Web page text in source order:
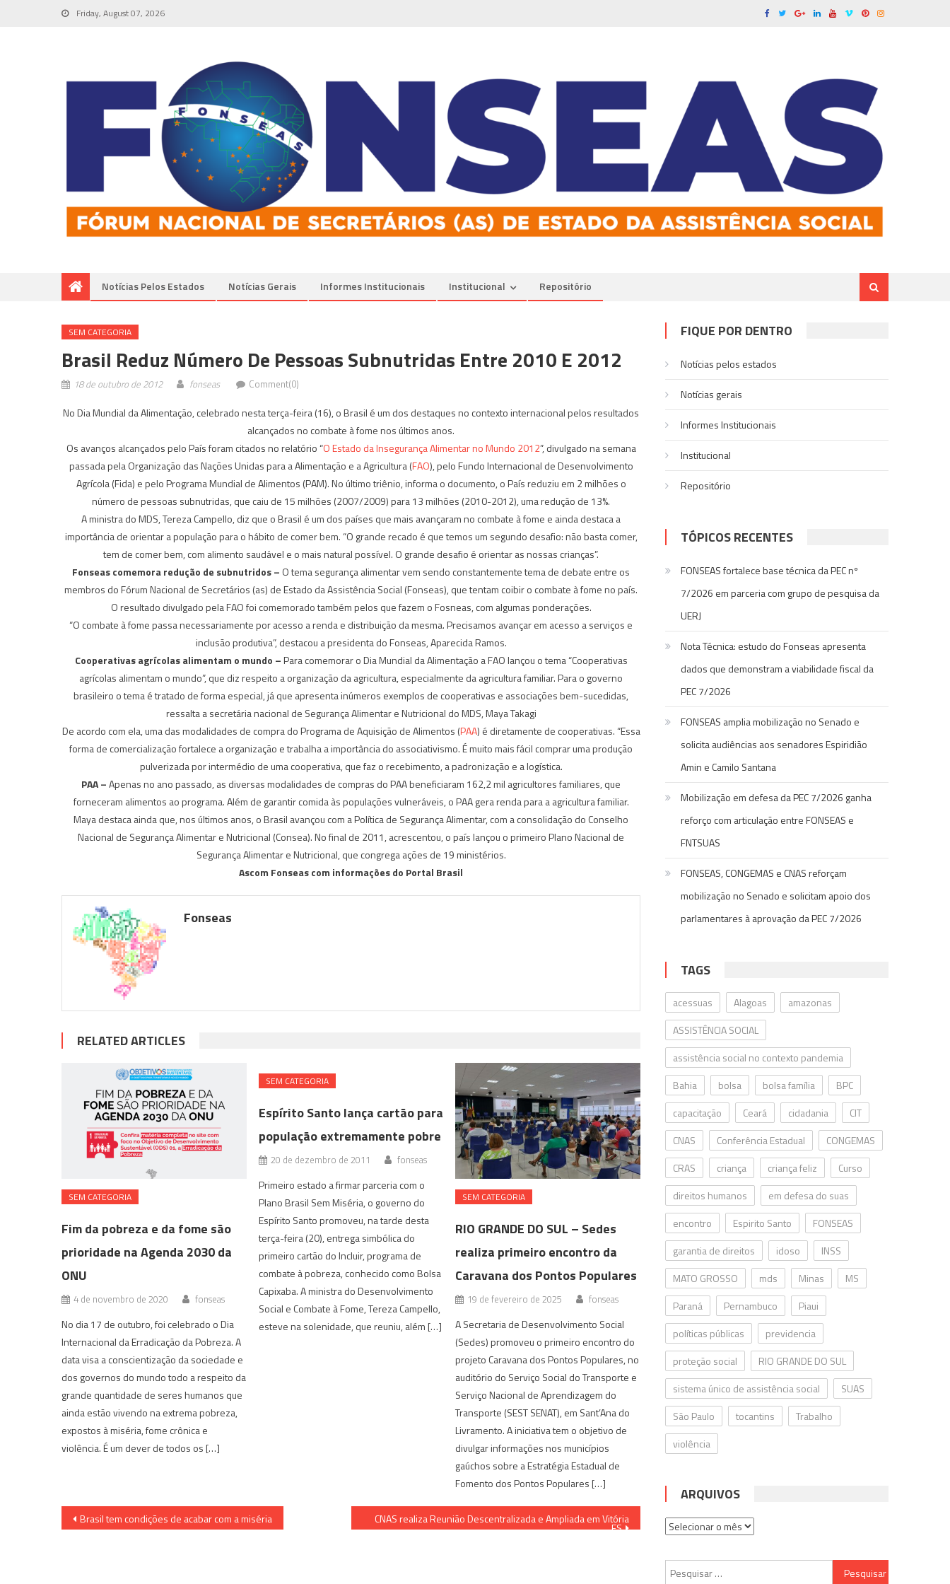
Friday, August 07, 2026
Notícias Pelos Estados Notí­cias Gerais Informes Institucionais Institucional Repositório
SEM CATEGORIA
Brasil Reduz Número De Pessoas Subnutridas Entre 2010 E 2012
18 de outubro de 2012 fonseas Comment(0)
No Dia Mundial da Alimentação, celebrado nesta terça-feira (16), o Brasil é um dos destaques no contexto internacional pelos resultados
alcançados no combate à fome nos últimos anos.
Os avanços alcançados pelo País foram citados no relatório “O Estado da Insegurança Alimentar no Mundo 2012”, divulgado na semana
passada pela Organização das Nações Unidas para a Alimentação e a Agricultura (FAO), pelo Fundo Internacional de Desenvolvimento
Agrícola (Fida) e pelo Programa Mundial de Alimentos (PAM). No último triênio, informa o documento, o País reduziu em 2 milhões o
número de pessoas subnutridas, que caiu de 15 milhões (2007/2009) para 13 milhões (2010-2012), uma redução de 13%.
A ministra do MDS, Tereza Campello, diz que o Brasil é um dos países que mais avançaram no combate à fome e ainda destaca a
importância de orientar a população para o hábito de comer bem. “O grande recado é que temos um segundo desafio: não basta comer,
tem de comer bem, com alimento saudável e o mais natural possível. O grande desafio é orientar as nossas crianças”.
Fonseas comemora redução de subnutridos – O tema segurança alimentar vem sendo constantemente tema de debate entre os
membros do Fórum Nacional de Secretários (as) de Estado da Assistência Social (Fonseas), que tentam coibir o combate à fome no país.
O resultado divulgado pela FAO foi comemorado também pelos que fazem o Fosneas, com algumas ponderações.
“O combate à fome passa necessariamente por acesso a renda e distribuição da mesma. Precisamos avançar em acesso a serviços e
inclusão produtiva”, destacou a presidenta do Fonseas, Aparecida Ramos.
Cooperativas agrícolas alimentam o mundo –Para comemorar o Dia Mundial da Alimentação a FAO lançou o tema “Cooperativas
agrícolas alimentam o mundo”, que diz respeito a organização da agricultura, especialmente da agricultura familiar. Para o governo
brasileiro o tema é tratado de forma especial, já que apresenta inúmeros exemplos de cooperativas e associações bem-sucedidas,
ressalta a secretária nacional de Segurança Alimentar e Nutricional do MDS, Maya Takagi
De acordo com ela, uma das modalidades de compra do Programa de Aquisição de Alimentos (PAA) é diretamente de cooperativas. “Essa
forma de comercialização fortalece a organização e trabalha a importância do associativismo. É muito mais fácil comprar uma produção
pulverizada por intermédio de uma cooperativa, que faz o recebimento, a padronização e a logística.
PAA –Apenas no ano passado, as diversas modalidades de compras do PAA beneficiaram 162,2 mil agricultores familiares, que
forneceram alimentos ao programa. Além de garantir comida às populações vulneráveis, o PAA gera renda para a agricultura familiar.
Maya destaca ainda que, nos últimos anos, o Brasil avançou com a Política de Segurança Alimentar, com a consolidação do Conselho
Nacional de Segurança Alimentar e Nutricional (Consea). No final de 2011, acrescentou, o país lançou o primeiro Plano Nacional de
Segurança Alimentar e Nutricional, que congrega ações de 19 ministérios.
Ascom Fonseas com informações do Portal Brasil
Fonseas
RELATED ARTICLES
SEM CATEGORIA
Fim da pobreza e da fome são
prioridade na Agenda 2030 da
ONU
4 de novembro de 2020 fonseas
No dia 17 de outubro, foi celebrado o Dia
Internacional da Erradicação da Pobreza. A
data visa a conscientização da sociedade e
dos governos do mundo todo a respeito da
grande quantidade de seres humanos que
ainda estão vivendo na extrema pobreza,
expostos à miséria, fome crônica e
violência. É um dever de todos os […]
SEM CATEGORIA
Espírito Santo lança cartão para
população extremamente pobre
20 de dezembro de 2011 fonseas
Primeiro estado a firmar parceria com o
Plano Brasil Sem Miséria, o governo do
Espírito Santo promoveu, na tarde desta
terça-feira (20), entrega simbólica do
primeiro cartão do Incluir, programa de
combate à pobreza, conhecido como Bolsa
Capixaba. A ministra do Desenvolvimento
Social e Combate à Fome, Tereza Campello,
esteve na solenidade, que reuniu, além […]
SEM CATEGORIA
RIO GRANDE DO SUL – Sedes
realiza primeiro encontro da
Caravana dos Pontos Populares
19 de fevereiro de 2025 fonseas
A Secretaria de Desenvolvimento Social
(Sedes) promoveu o primeiro encontro do
projeto Caravana dos Pontos Populares, no
auditório do Serviço Social do Transporte e
Serviço Nacional de Aprendizagem do
Transporte (SEST SENAT), em Sant’Ana do
Livramento. A iniciativa tem o objetivo de
divulgar informações nos municípios
gaúchos sobre a Estratégia Estadual de
Fomento dos Pontos Populares […]
Navegação
Brasil tem condições de acabar com a miséria CNAS realiza Reunião Descentralizada e Ampliada em Vitória
ES
FIQUE POR DENTRO
Notícias pelos estados
Notí­cias gerais
Informes Institucionais
Institucional
Repositório
TÓPICOS RECENTES
FONSEAS fortalece base técnica da PEC nº
7/2026 em parceria com grupo de pesquisa da
UERJ
Nota Técnica: estudo do Fonseas apresenta
dados que demonstram a viabilidade fiscal da
PEC 7/2026
FONSEAS amplia mobilização no Senado e
solicita audiências aos senadores Espiridião
Amin e Camilo Santana
Mobilização em defesa da PEC 7/2026 ganha
reforço com articulação entre FONSEAS e
FNTSUAS
FONSEAS, CONGEMAS e CNAS reforçam
mobilização no Senado e solicitam apoio dos
parlamentares à aprovação da PEC 7/2026
TAGS
acessuas Alagoas
amazonas
ASSISTÊNCIA SOCIAL
assistência social no contexto pandemia
Bahia
bolsa bolsa família
BPC
capacitação
Ceará cidadania
CIT
CNAS
Conferência Estadual
CONGEMAS
CRAS
criança criança feliz
Curso
direitos humanos
em defesa do suas
encontro
Espirito Santo
FONSEAS
garantia de direitos
idoso
INSS
MATO GROSSO
mds Minas
MS
Paraná
Pernambuco
Piaui
políticas públicas
previdencia
proteção social
RIO GRANDE DO SUL
sistema único de assistência social
SUAS
São Paulo
tocantins
Trabalho
violência
ARQUIVOS
Arquivos
Pesquisar